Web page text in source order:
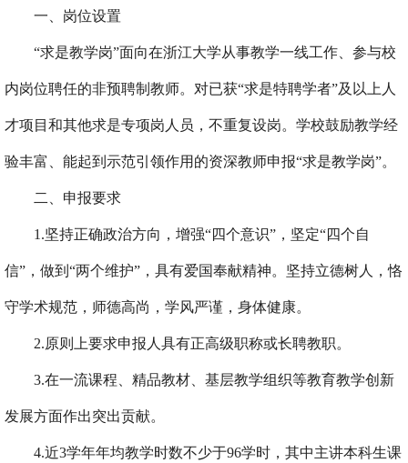
一、岗位设置
“求是教学岗”面向在浙江大学从事教学一线工作、参与校
内岗位聘任的非预聘制教师。对已获“求是特聘学者”及以上人
才项目和其他求是专项岗人员，不重复设岗。学校鼓励教学经
验丰富、能起到 示范引领作用的资深教师申报“求是教学岗”。
二、申报要求
1.坚持正确政治方向，增强“四个意识”，坚定“四个自
信”，做到“两个维护”，具有爱国奉献精神。坚持立德树人，恪
守学术规范，师德高尚，学风严谨，身体健康。
2.原则上要求申报人具有正高级职称或长聘教职。
3.在一流课程、精品教材、基层教学组织等教育教学创新
发展方面作出突出贡献。
4.近3学年年均教学时数不少于96学时，其中主讲本科生课